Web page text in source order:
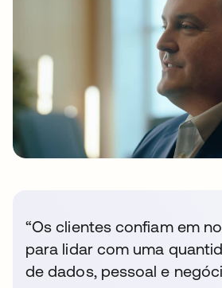
“Os clientes confiam em
para lidar com uma
de dados, pessoal e